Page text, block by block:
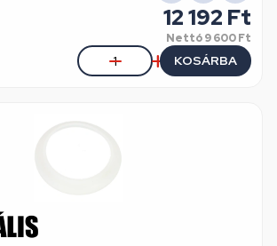
12 192 Ft
Nettó9 600 Ft
KOSÁRBA